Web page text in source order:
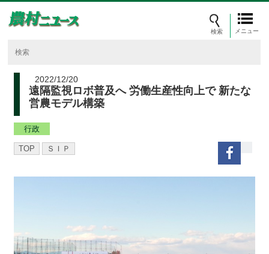
メニュー
2022/12/20
遠隔監視ロボ普及へ 労働生産性向上で 新たな
営農モデル構築
行政
TOP ＳＩＰ